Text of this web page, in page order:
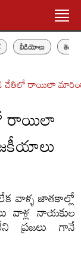
వీడియోలు
చేతిలో రాయిలా
రాయిలా
వాళ్ళ జాతకాల్లో
వాళ్ల నాయకుల
ప్రజలు గానే